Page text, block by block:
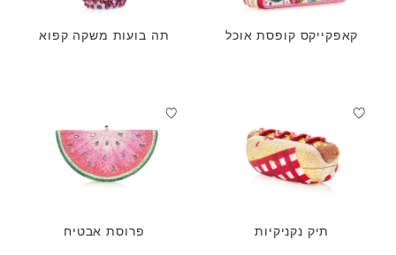
קאפקייקס קופסת אוכל תה בועות משקה קפוא
תיק נקניקיות פרוסת אבטיח